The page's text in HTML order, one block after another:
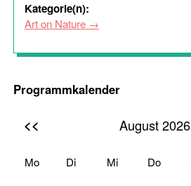
Kategorie(n):
Art on Nature
Programmkalender
<< August 2026
Mo Di Mi Do